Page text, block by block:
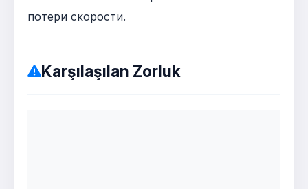
потери скорости.
Karşılaşılan Zorluk